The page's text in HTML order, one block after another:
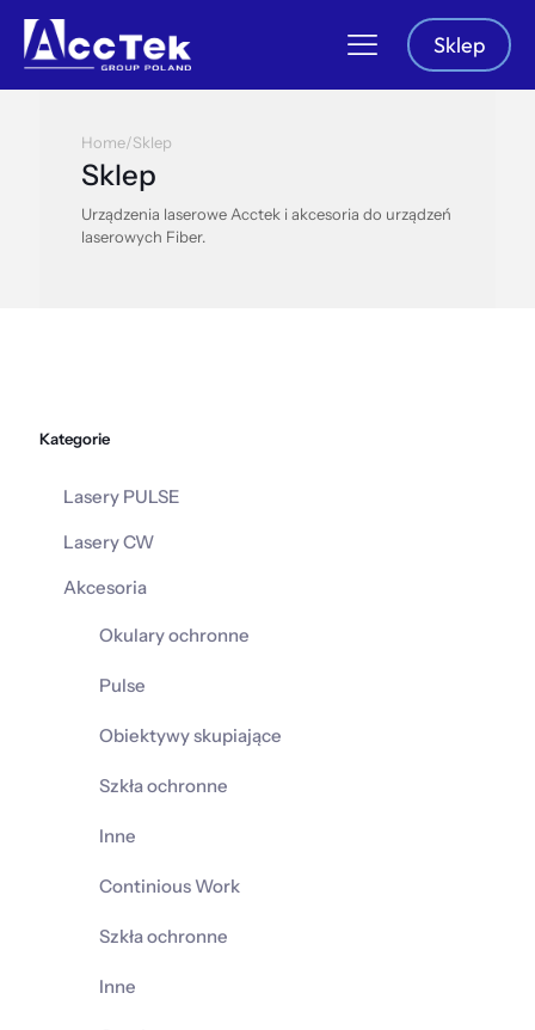
Sklep
Home/Sklep
Sklep
Urządzenia laserowe Acctek i akcesoria do urządzeń
laserowych Fiber.
Kategorie
Lasery PULSE
Lasery CW
Akcesoria
Okulary ochronne
Pulse
Obiektywy skupiające
Szkła ochronne
Inne
Continious Work
Szkła ochronne
Inne